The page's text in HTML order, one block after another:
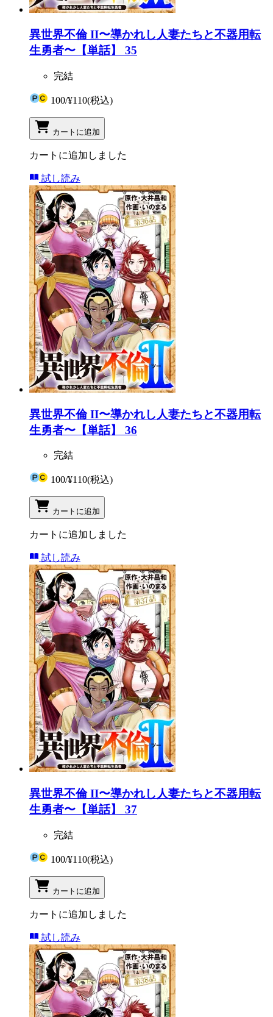
異世界不倫 II〜導かれし人妻たちと不器用転
生勇者〜【単話】 35
完結
100/¥110(税込)
カートに追加
カートに追加しました
試し読み
異世界不倫 II〜導かれし人妻たちと不器用転
生勇者〜【単話】 36
完結
100/¥110(税込)
カートに追加
カートに追加しました
試し読み
異世界不倫 II〜導かれし人妻たちと不器用転
生勇者〜【単話】 37
完結
100/¥110(税込)
カートに追加
カートに追加しました
試し読み